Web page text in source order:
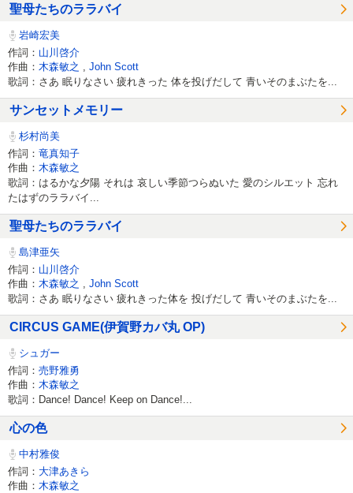
聖母たちのララバイ
岩崎宏美
作詞： 山川啓介
作曲： 木森敏之 John Scott
歌詞：さあ 眠りなさい 疲れきった 体を投げだして 青いそのまぶたを...
サンセットメモリー
杉村尚美
作詞： 竜真知子
作曲： 木森敏之
歌詞：はるかな夕陽 それは 哀しい季節つらぬいた 愛のシルエット 忘れ
たはずのララバイ...
聖母たちのララバイ
島津亜矢
作詞： 山川啓介
作曲： 木森敏之 John Scott
歌詞：さあ 眠りなさい 疲れきった体を 投げだして 青いそのまぶたを...
CIRCUS GAME(伊賀野カバ丸 OP)
シュガー
作詞： 売野雅勇
作曲： 木森敏之
歌詞：Dance! Dance! Keep on Dance!...
心の色
中村雅俊
作詞： 大津あきら
作曲： 木森敏之